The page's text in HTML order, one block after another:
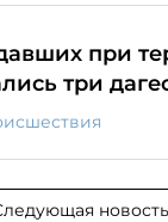
при
три
новость